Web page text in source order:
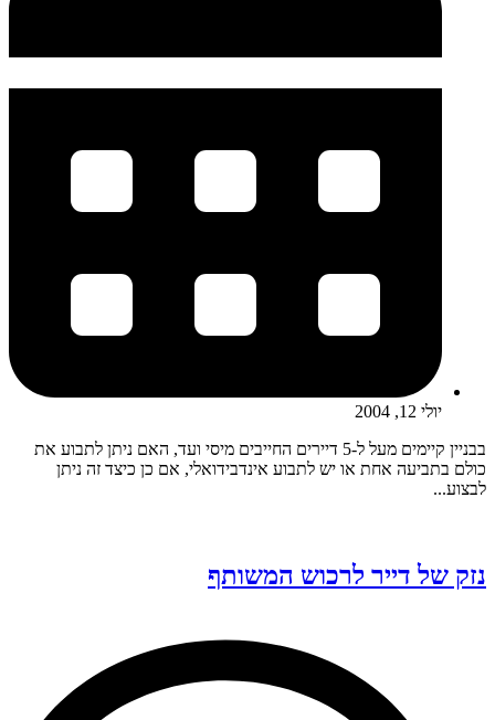
יולי 12, 2004
בבניין קיימים מעל ל-5 דיירים החייבים מיסי ועד, האם ניתן לתבוע את
כולם בתביעה אחת או יש לתבוע אינדבידואלי, אם כן כיצד זה ניתן
לבצוע...
נזק של דייר לרכוש המשותף